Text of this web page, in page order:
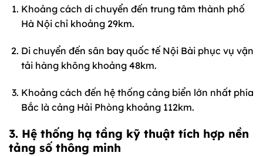
Khoảng cách di chuyển đến trung tâm thành phố
Hà Nội chỉ khoảng 29km.
Di chuyển đến sân bay quốc tế Nội Bài phục vụ vận
tải hàng không khoảng 48km.
Khoảng cách đến hệ thống cảng biển lớn nhất phía
Bắc là cảng Hải Phòng khoảng 112km.
3. Hệ thống hạ tầng kỹ thuật tích hợp nền
tảng số thông minh